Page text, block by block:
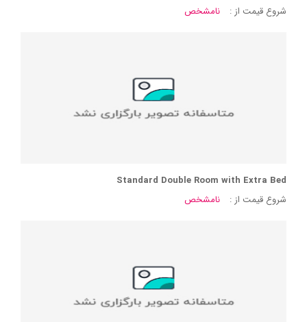
شروع قیمت از :
نامشخص
Standard Double Room with Extra Bed
شروع قیمت از :
نامشخص